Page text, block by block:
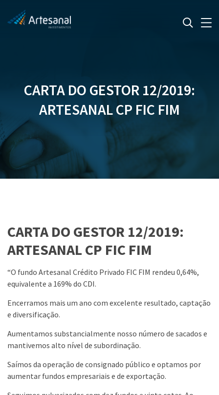
CARTA DO GESTOR 12/2019:
ARTESANAL CP FIC FIM
CARTA DO GESTOR 12/2019:
ARTESANAL CP FIC FIM
“O fundo Artesanal Crédito Privado FIC FIM rendeu 0,64%,
equivalente a 169% do CDI.
Encerramos mais um ano com excelente resultado, captação
e diversificação.
Aumentamos substancialmente nosso número de sacados e
mantivemos alto nível de subordinação.
Saímos da operação de consignado público e optamos por
aumentar fundos empresariais e de exportação.